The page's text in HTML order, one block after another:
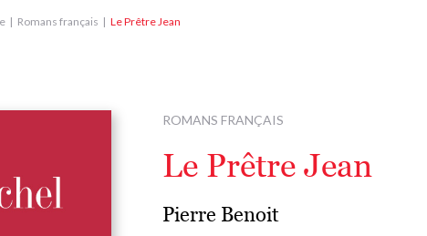
Romans français Le Prêtre Jean
ROMANS FRANÇAIS
Le Prêtre Jean
Pierre Benoit